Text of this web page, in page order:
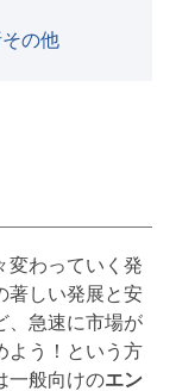
の他
変わっていく発
著しい発展と安
、急速に市場が
よう！という方
一般向けのエン